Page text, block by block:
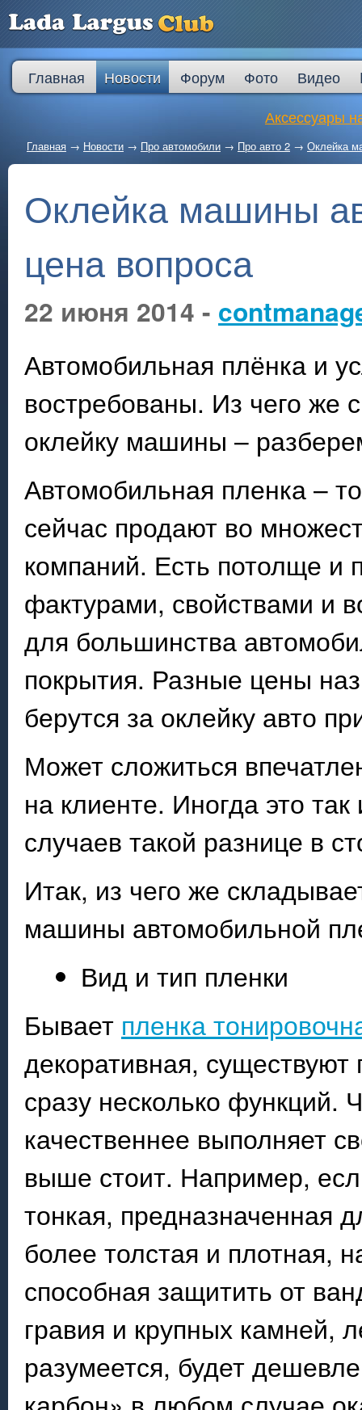
Главная Новости Форум Фото Видео
Аксессуары
Главная → Новости → Про автомобили → Про авто 2 → Оклейка
Оклейка машины
цена вопроса
22 июня 2014 -
Автомобильная плёнка и
востребованы. Из чего же
оклейку машины –
Автомобильная пленка –
сейчас продают во
компаний. Есть потолще
фактурами, свойствами и
для большинства
покрытия. Разные цены
берутся за оклейку авто
Может сложиться
на клиенте. Иногда это
случаев такой разнице в
Итак, из чего же
машины автомобильной
Вид и тип пленки
Бывает пленка
декоративная,
сразу несколько
качественнее выполняет
выше стоит. Например,
тонкая, предназначенная
более толстая и
способная защитить от
гравия и крупных камней,
разумеется, будет